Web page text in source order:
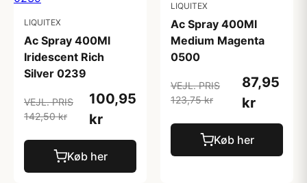
LIQUITEX
Ac Spray 400Ml
Iridescent Rich
Silver 0239
VEJL. PRIS
142,50 kr
100,95
kr
Køb her
LIQUITEX
Ac Spray 400Ml
Medium Magenta
0500
VEJL. PRIS
123,75 kr
87,95
kr
Køb her